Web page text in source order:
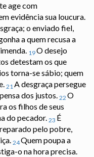
age com
evidência sua loucura.
o enviado fiel,
a quem recusa a
19O desejo
detestam os que
torna-se sábio; quem
21A desgraça persegue
dos justos. 22 O
os filhos de seus
do pecador. 23 É
pelo pobre,
24Quem poupa a
o na hora precisa.